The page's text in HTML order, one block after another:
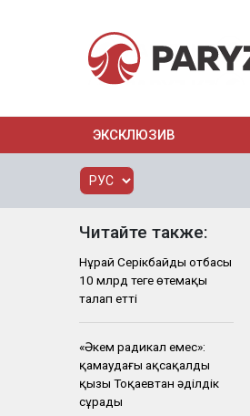
ЭКСКЛЮЗИВ
Читайте также:
Нұрай Серікбайдың отбасы
10 млрд теңге өтемақы
талап етті
«Әкем радикал емес»:
қамаудағы ақсақалдың
қызы Тоқаевтан әділдік
сұрады